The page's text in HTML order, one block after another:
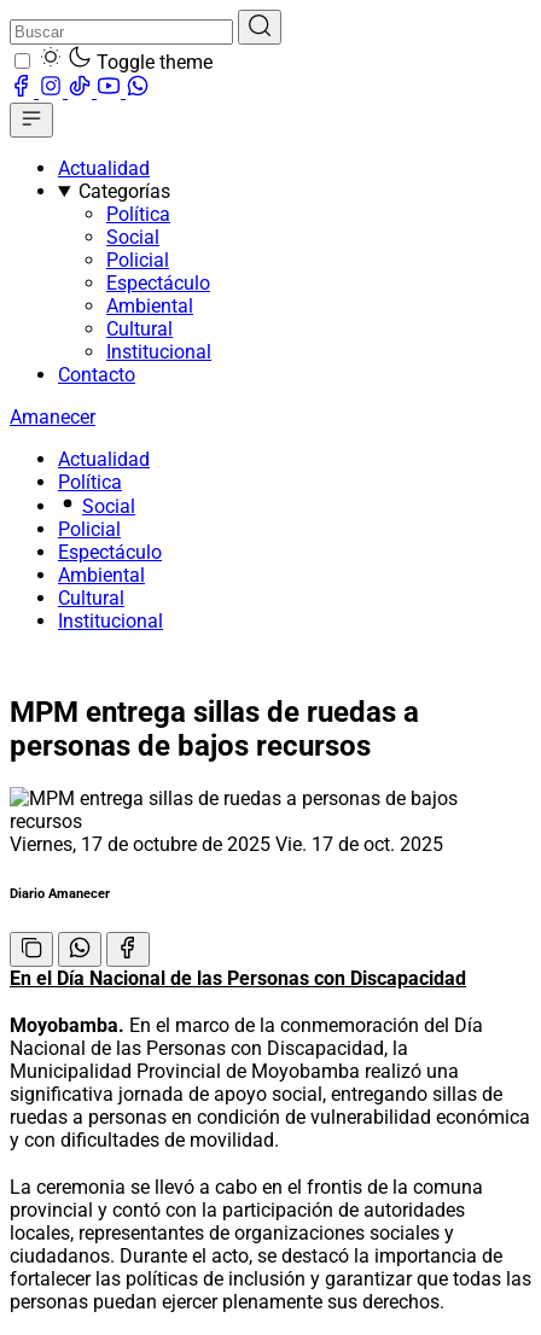
Toggle theme
Actualidad
Categorías
Política
Social
Policial
Espectáculo
Ambiental
Cultural
Institucional
Contacto
Amanecer
Actualidad
Política
Social
Policial
Espectáculo
Ambiental
Cultural
Institucional
MPM entrega sillas de ruedas a
personas de bajos recursos
Viernes, 17 de octubre de 2025 Vie. 17 de oct. 2025
Diario Amanecer
En el Día Nacional de las Personas con Discapacidad
Moyobamba. En el marco de la conmemoración del Día
Nacional de las Personas con Discapacidad, la
Municipalidad Provincial de Moyobamba realizó una
significativa jornada de apoyo social, entregando sillas de
ruedas a personas en condición de vulnerabilidad económica
y con dificultades de movilidad.
La ceremonia se llevó a cabo en el frontis de la comuna
provincial y contó con la participación de autoridades
locales, representantes de organizaciones sociales y
ciudadanos. Durante el acto, se destacó la importancia de
fortalecer las políticas de inclusión y garantizar que todas las
personas puedan ejercer plenamente sus derechos.